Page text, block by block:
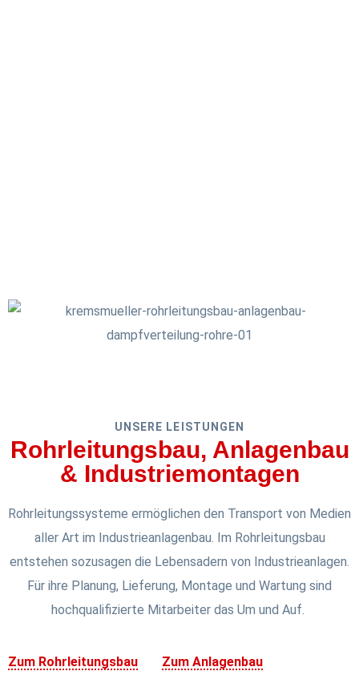
UNSERE LEISTUNGEN
Rohrleitungsbau, Anlagenbau
& Industriemontagen
Rohrleitungssysteme ermöglichen den Transport von Medien
aller Art im Industrieanlagenbau. Im Rohrleitungsbau
entstehen sozusagen die Lebensadern von Industrieanlagen.
Für ihre Planung, Lieferung, Montage und Wartung sind
hochqualifizierte Mitarbeiter das Um und Auf.
Zum Rohrleitungsbau Zum Anlagenbau